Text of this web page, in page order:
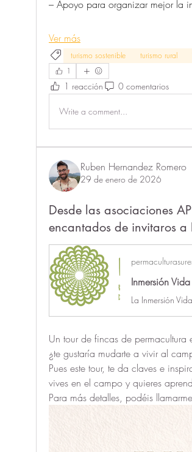
– Apoyo para organizar mejor la
Ver más
turismo sostenible turismo rural
1
1 reacción 0 comentarios
Write a comment...
Ruben Hernandez Romero
29 de enero de 2026
Desde las asociaciones
encantados de invitaros a
Inmersión Vida
Un tour de fincas de
¿te gustaría mudarte a vivir al
Pues este tour, te da claves e
vives en el campo y quieres
Para más detalles, podéis